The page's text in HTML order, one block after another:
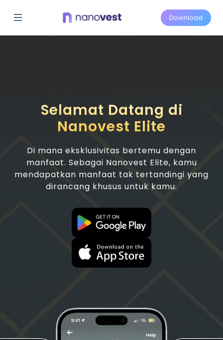
Download
Selamat Datang di
Nanovest Elite
Di mana eksklusivitas bertemu dengan
manfaat. Sebagai Nanovest Elite, kamu
mendapatkan manfaat tak tertandingi yang
dirancang khusus untuk kamu.